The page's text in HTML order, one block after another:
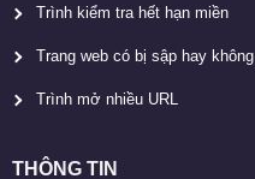
Trình kiểm tra hết hạn miền
Trang web có bị sập hay không
Trình mở nhiều URL
THÔNG TIN